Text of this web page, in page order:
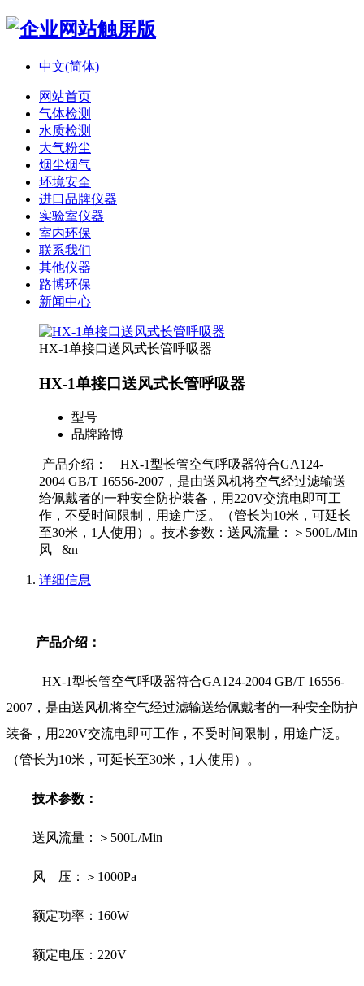
中文(简体)
网站首页
气体检测
水质检测
大气粉尘
烟尘烟气
环境安全
进口品牌仪器
实验室仪器
室内环保
联系我们
其他仪器
路博环保
新闻中心
HX-1单接口送风式长管呼吸器
HX-1单接口送风式长管呼吸器
型号
品牌路博
产品介绍： HX-1型长管空气呼吸器符合GA124-
2004 GB/T 16556-2007，是由送风机将空气经过滤输送
给佩戴者的一种安全防护装备，用220V交流电即可工
作，不受时间限制，用途广泛。（管长为10米，可延长
至30米，1人使用）。技术参数：送风流量：＞500L/Min
风 &n
详细信息
产品介绍：
HX-1型长管空气呼吸器符合GA124-2004 GB/T 16556-
2007，是由送风机将空气经过滤输送给佩戴者的一种安全防护
装备，用220V交流电即可工作，不受时间限制，用途广泛。
（管长为10米，可延长至30米，1人使用）。
技术参数：
送风流量：＞500L/Min
风 压：＞1000Pa
额定功率：160W
额定电压：220V